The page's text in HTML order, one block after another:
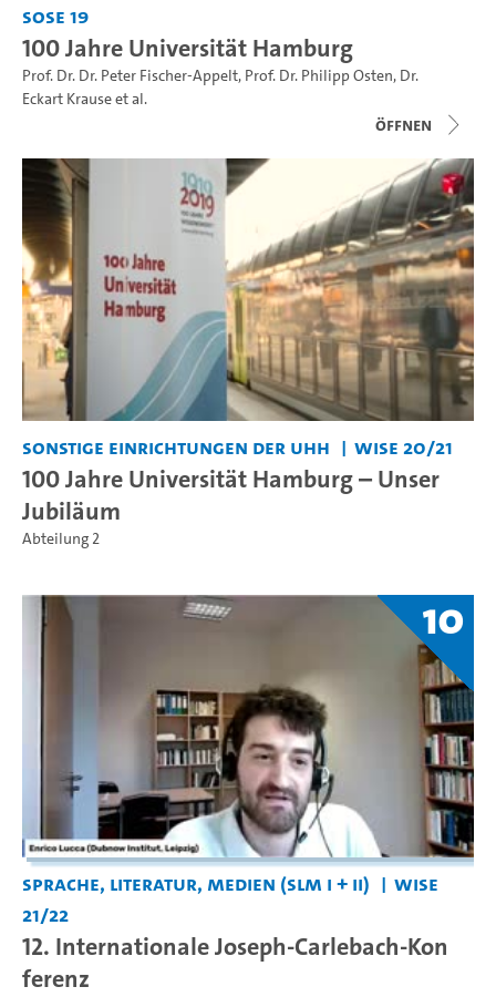
SoSe 19
100 Jahre Universität Hamburg
Prof. Dr. Dr. Peter Fischer-Appelt, Prof. Dr. Philipp Osten, Dr.
Eckart Krauseet al.
Öffnen
Sonstige Einrichtungen der UHH WiSe 20/21
100 Jahre Universität Hamburg – Unser
Jubiläum
Abteilung 2
10
Sprache, Literatur, Medien (SLM I + II)
WiSe
21/22
12. Internationale Joseph-Carlebach-Kon
ferenz